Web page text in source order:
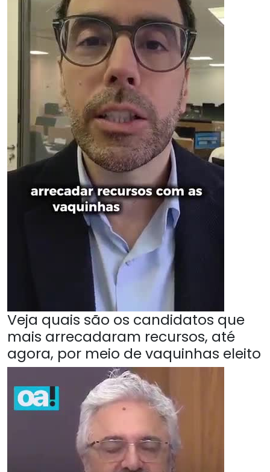
Veja quais são os candidatos que
mais arrecadaram recursos, até
agora, por meio de vaquinhas eleito